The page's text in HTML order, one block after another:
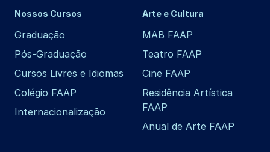
Nossos Cursos
Graduação
Pós-Graduação
Cursos Livres e Idiomas
Colégio FAAP
Internacionalização
Arte e Cultura
MAB FAAP
Teatro FAAP
Cine FAAP
Residência Artística
FAAP
Anual de Arte FAAP